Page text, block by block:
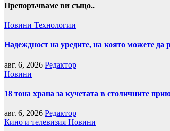
Препоръчваме ви също..
Новини Технологии
Надеждност на уредите, на която можете да
авг. 6, 2026 Редактор
Новини
18 тона храна за кучетата в столичните
авг. 6, 2026 Редактор
Кино и телевизия Новини